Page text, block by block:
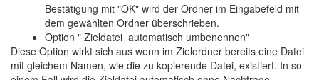
Bestätigung mit "OK" wird der Ordner im Eingabefeld mit
dem gewählten Ordner überschrieben.
Option " Zieldatei automatisch umbenennen"
Diese Option wirkt sich aus wenn im Zielordner bereits eine Datei
mit gleichem Namen, wie die zu kopierende Datei, existiert. In so